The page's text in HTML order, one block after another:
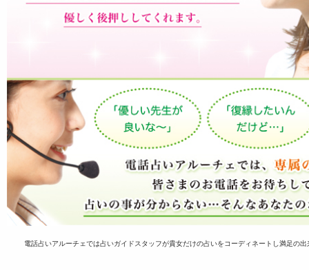
電話占いアルーチェでは占いガイドスタッフが貴女だけの占いをコーディネートし満足の